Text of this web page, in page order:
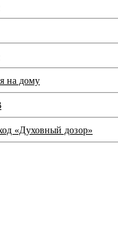
на дому
«Духовный дозор»